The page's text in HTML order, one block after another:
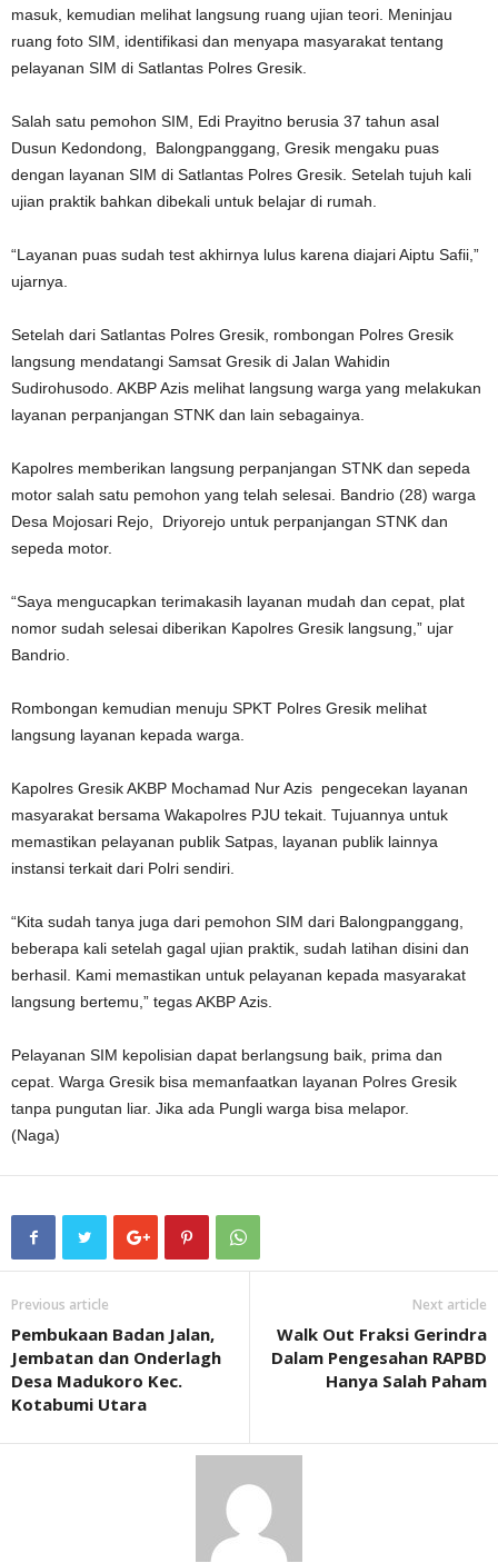
masuk, kemudian melihat langsung ruang ujian teori. Meninjau
ruang foto SIM, identifikasi dan menyapa masyarakat tentang
pelayanan SIM di Satlantas Polres Gresik.
Salah satu pemohon SIM, Edi Prayitno berusia 37 tahun asal
Dusun Kedondong, Balongpanggang, Gresik mengaku puas
dengan layanan SIM di Satlantas Polres Gresik. Setelah tujuh kali
ujian praktik bahkan dibekali untuk belajar di rumah.
“Layanan puas sudah test akhirnya lulus karena diajari Aiptu Safii,”
ujarnya.
Setelah dari Satlantas Polres Gresik, rombongan Polres Gresik
langsung mendatangi Samsat Gresik di Jalan Wahidin
Sudirohusodo. AKBP Azis melihat langsung warga yang melakukan
layanan perpanjangan STNK dan lain sebagainya.
Kapolres memberikan langsung perpanjangan STNK dan sepeda
motor salah satu pemohon yang telah selesai. Bandrio (28) warga
Desa Mojosari Rejo, Driyorejo untuk perpanjangan STNK dan
sepeda motor.
“Saya mengucapkan terimakasih layanan mudah dan cepat, plat
nomor sudah selesai diberikan Kapolres Gresik langsung,” ujar
Bandrio.
Rombongan kemudian menuju SPKT Polres Gresik melihat
langsung layanan kepada warga.
Kapolres Gresik AKBP Mochamad Nur Azis pengecekan layanan
masyarakat bersama Wakapolres PJU tekait. Tujuannya untuk
memastikan pelayanan publik Satpas, layanan publik lainnya
instansi terkait dari Polri sendiri.
“Kita sudah tanya juga dari pemohon SIM dari Balongpanggang,
beberapa kali setelah gagal ujian praktik, sudah latihan disini dan
berhasil. Kami memastikan untuk pelayanan kepada masyarakat
langsung bertemu,” tegas AKBP Azis.
Pelayanan SIM kepolisian dapat berlangsung baik, prima dan
cepat. Warga Gresik bisa memanfaatkan layanan Polres Gresik
tanpa pungutan liar. Jika ada Pungli warga bisa melapor.
(Naga)
Previous article
Pembukaan Badan Jalan,
Jembatan dan Onderlagh
Desa Madukoro Kec.
Kotabumi Utara
Next article
Walk Out Fraksi Gerindra
Dalam Pengesahan RAPBD
Hanya Salah Paham